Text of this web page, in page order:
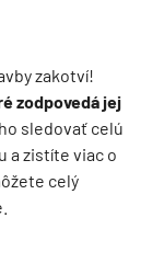
zakotví!
zodpovedá jej
sledovať celú
a zistíte viac o
celý